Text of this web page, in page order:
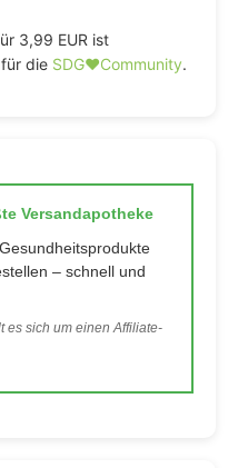
3,99 EUR ist
die SDG♥️Community.
Versandapotheke
– schnell und
es sich um einen Affiliate-